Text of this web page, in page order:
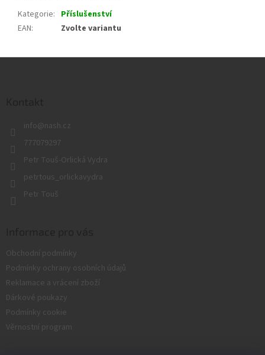
Kategorie: Příslušenství
EAN: Zvolte variantu
info@nash.cz
777079297
Petr Touš-Orlická Vydra
petrtous_orlickavydra
Petr Touš
Obchodní podmínky
Podmínky ochrany osobních údajů
Reklamace a vrácení zboží
Dárkové poukazy
Podmínky cookie
Věrnostní program